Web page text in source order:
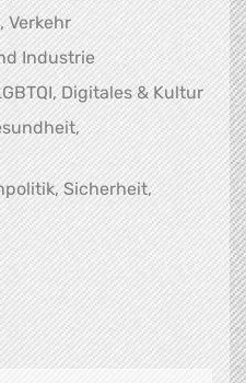
VerkehrKlima, Umwelt,
IndustrieWirtschaft,
Digitales & Kultur
öffentliche Gesundheit,
Sicherheit,
Internationales,